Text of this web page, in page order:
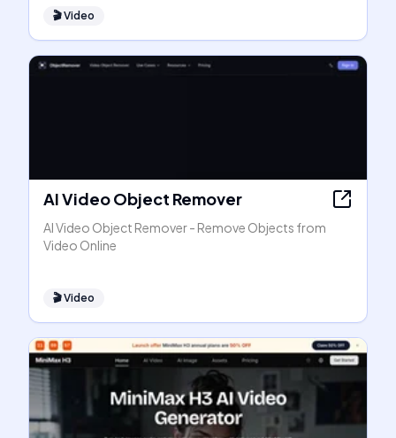
🎬Video
AI Video Object Remover
AI Video Object Remover - Remove Objects from
Video Online
🎬Video